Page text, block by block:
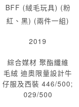
BFF (絨毛玩具) (粉
紅、黑) (兩件一組)
2019
綜合媒材 聚酯纖維
毛絨 迪奧限量設計牛
仔服及西裝 446/500;
029/500